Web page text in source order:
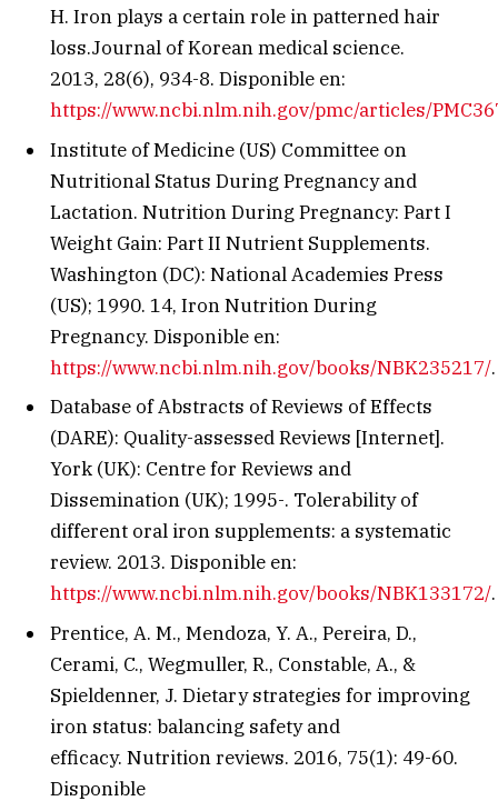
H. Iron plays a certain role in patterned hair
loss.Journal of Korean medical science.
2013, 28(6), 934-8. Disponible en:
https://www.ncbi.nlm.nih.gov/pmc/articles/
Institute of Medicine (US) Committee on
Nutritional Status During Pregnancy and
Lactation. Nutrition During Pregnancy: Part I
Weight Gain: Part II Nutrient Supplements.
Washington (DC): National Academies Press
(US); 1990. 14, Iron Nutrition During
Pregnancy. Disponible en:
https://www.ncbi.nlm.nih.gov/books/NBK235217/.
Database of Abstracts of Reviews of Effects
(DARE): Quality-assessed Reviews [Internet].
York (UK): Centre for Reviews and
Dissemination (UK); 1995-. Tolerability of
different oral iron supplements: a systematic
review. 2013. Disponible en:
https://www.ncbi.nlm.nih.gov/books/NBK133172/.
Prentice, A. M., Mendoza, Y. A., Pereira, D.,
Cerami, C., Wegmuller, R., Constable, A., &
Spieldenner, J. Dietary strategies for improving
iron status: balancing safety and
efficacy. Nutrition reviews. 2016, 75(1): 49-60.
Disponible